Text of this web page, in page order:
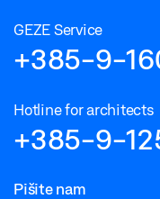
GEZE Service
+385-9-
Hotline for architects
+385-9-
Pišite nam